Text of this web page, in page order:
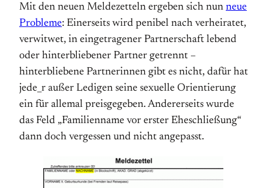
Mit den neuen Meldezetteln ergeben sich nun neue
Probleme: Einerseits wird penibel nach verheiratet,
verwitwet, in eingetragener Partnerschaft lebend
oder hinterbliebener Partner getrennt –
hinterbliebene Partnerinnen gibt es nicht, dafür hat
jede_r außer Ledigen seine sexuelle Orientierung
ein für allemal preisgegeben. Andererseits wurde
das Feld „Familienname vor erster Eheschließung“
dann doch vergessen und nicht angepasst.